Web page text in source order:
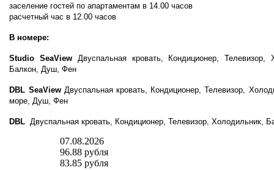
заселение гостей по апартаментам в 14.00 часов
расчетный час в 12.00 часов
В номере:
Studio SeaView Двуспальная кровать,
Кондиционер,
Балкон, Душ, Фен
DBL SeaView Двуспальная кровать, Кондиционер, Телевизор,
море, Душ, Фен
DBLДвуспальная кровать, Кондиционер, Телевизор, Холодильник,
07.08.2026
96.88рубля
83.85рубля